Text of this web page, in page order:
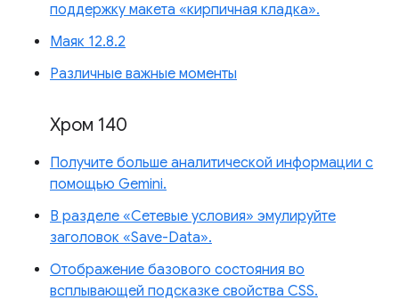
поддержку макета «кирпичная кладка».
Маяк 12.8.2
Различные важные моменты
Хром 140
Получите больше аналитической информации с
помощью Gemini.
В разделе «Сетевые условия» эмулируйте
заголовок «Save-Data».
Отображение базового состояния во
всплывающей подсказке свойства CSS.